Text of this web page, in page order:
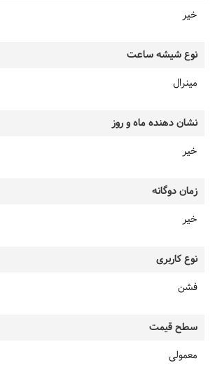
خیر
نوع شیشه ساعت
مینرال
نشان دهنده ماه و روز
خیر
زمان دوگانه
خیر
نوع کاربری
فشن
سطح قیمت
معمولی